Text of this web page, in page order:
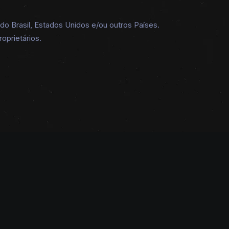
Brasil, Estados Unidos e/ou outros Países.